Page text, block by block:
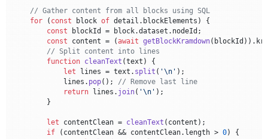
// Gather content from all blocks using SQL
for ( const block of detail. blockElements ) {
const blockId = block.dataset . nodeId ;
const content = (await getBlockKramdown(blockId)).
// Split content into lines
function cleanText (text ) {
let lines = text. split ( '\n' );
            lines.
pop(); // Remove last line
return lines. join( '\n' );
        }
let contentClean = cleanText (content);
if (contentClean && contentClean. length > 0) {